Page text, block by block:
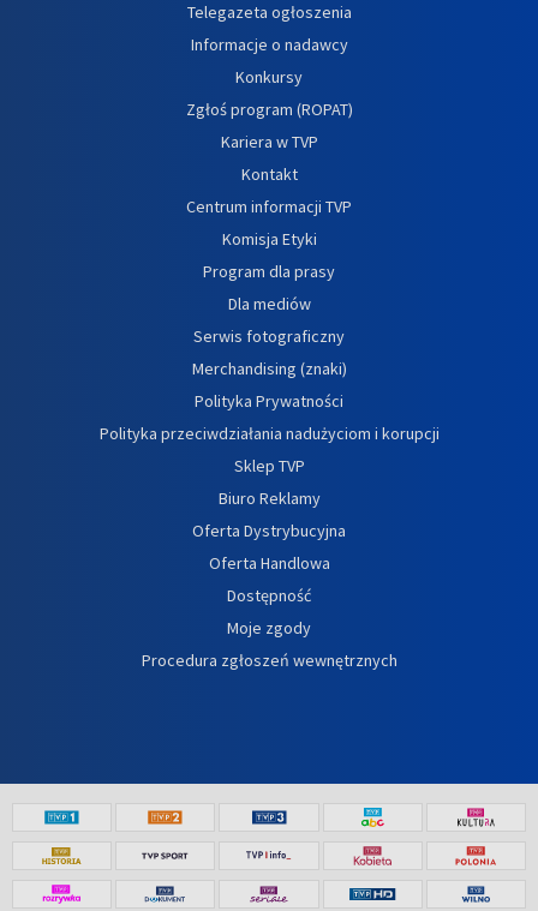
Telegazeta ogłoszenia
Informacje o nadawcy
Konkursy
Zgłoś program (ROPAT)
Kariera w TVP
Kontakt
Centrum informacji TVP
Komisja Etyki
Program dla prasy
Dla mediów
Serwis fotograficzny
Merchandising (znaki)
Polityka Prywatności
Polityka przeciwdziałania nadużyciom i korupcji
Sklep TVP
Biuro Reklamy
Oferta Dystrybucyjna
Oferta Handlowa
Dostępność
Moje zgody
Procedura zgłoszeń wewnętrznych